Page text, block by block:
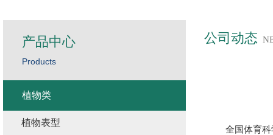
公司动态
全国体育
产品中心
Products
植物类
植物表型